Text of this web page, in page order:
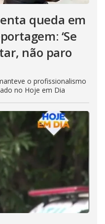
queda em
‘Se
não paro
o profissionalismo
no Hoje em Dia